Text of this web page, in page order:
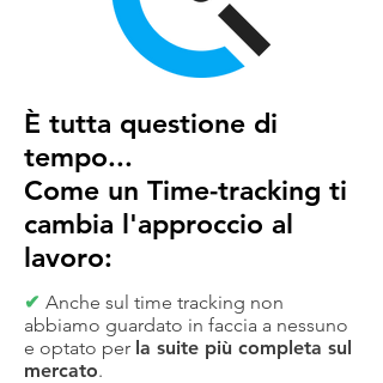
È tutta questione di
tempo...
Come un Time-tracking ti
cambia l'approccio al
lavoro:
✔ Anche sul time tracking non
abbiamo guardato in faccia a nessuno
e optato per la suite più completa sul
mercato.